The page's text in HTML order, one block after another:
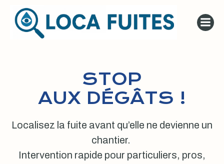
au
contenu
STOP
AUX DÉGÂTS !
Localisez la fuite avant qu’elle ne devienne un
chantier.
Intervention rapide pour particuliers, pros,